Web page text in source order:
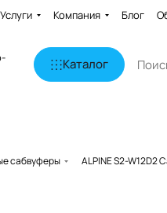
Услуги Компания Блог
Каталог
сабвуферы ALPINE S2-W12D2